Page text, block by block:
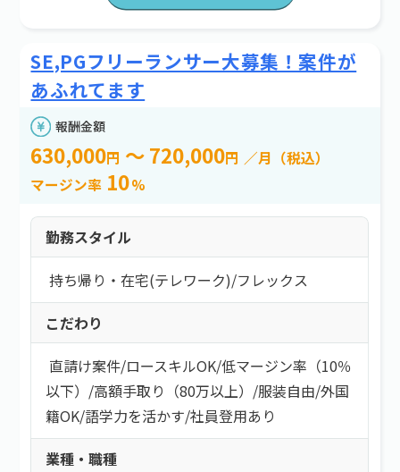
SE,PGフリーランサー大募集！案件が
あふれてます
報酬金額
630,000円 ～ 720,000円 ／月（税込）
マージン率 10%
勤務スタイル
持ち帰り・在宅(テレワーク)/フレックス
こだわり
直請け案件/ロースキルOK/低マージン率（10％
以下） /高額手取り（80万以上） /服装自由/外国
籍OK/語学力を活かす/社員登用あり
業種・職種